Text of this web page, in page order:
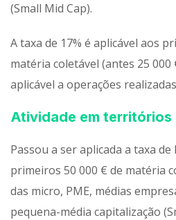
(Small Mid Cap).
A taxa de 17% é aplicável aos
matéria coletável (antes 25 000
aplicável a operações
Atividade em
Passou a ser aplicada a taxa de
primeiros 50 000 € de matéria
das micro, PME, médias
pequena-média capitalização